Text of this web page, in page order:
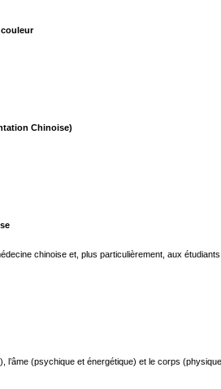
Chinoise)
chinoise et, plus particulièrement, aux
(psychique et énergétique) et le corps